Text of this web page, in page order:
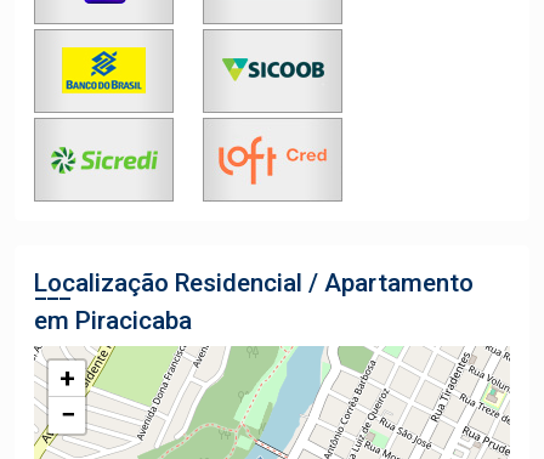
Localização Residencial / Apartamento
em Piracicaba
+
−